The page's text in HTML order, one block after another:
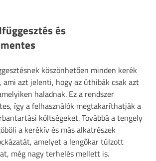
és
köszönhetően minden kerék
ami azt jelenti, hogy az úthibák csak azt
haladnak. Ez a rendszer
így a felhasználók megtakaríthatják a
költségeket. Továbbá a tengely
a kerékív és más alkatrészek
amelyet a lengőkar túlzott
még nagy terhelés mellett is.